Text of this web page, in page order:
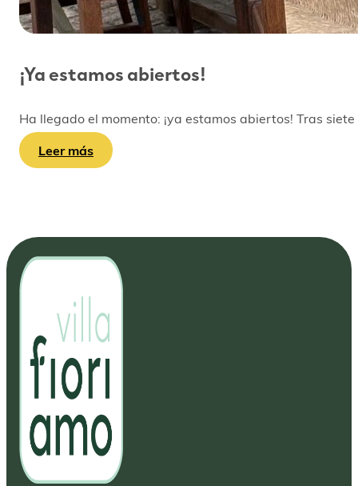
¡Ya estamos abiertos!
Ha llegado el momento: ¡ya estamos abiertos! Tras
Leer más